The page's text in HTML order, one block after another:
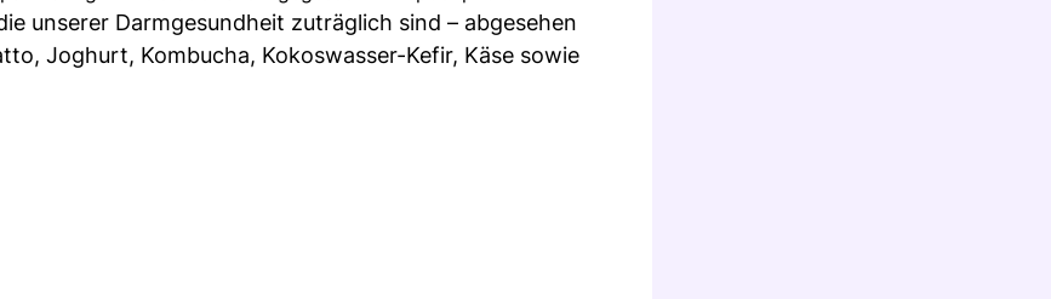
unserer Darmgesundheit zuträglich sind – abgesehen
Joghurt, Kombucha, Kokoswasser-Kefir, Käse sowie